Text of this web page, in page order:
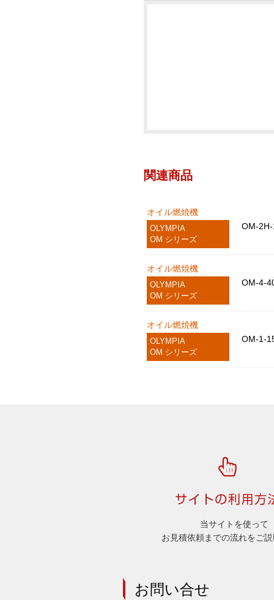
関連商品
オイル燃焼機
OLYMPIA
OM シリーズ
OM-
オイル燃焼機
OLYMPIA
OM シリーズ
OM-4-
オイル燃焼機
OLYMPIA
OM シリーズ
OM-1-
当サイトを使って
お見積依頼までの流れをご
お問い合せ